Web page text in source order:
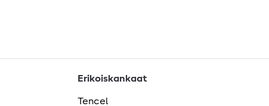
Erikoiskankaat
Tencel